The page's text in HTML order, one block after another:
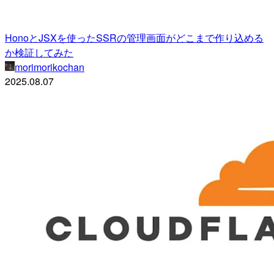
HonoとJSXを使ったSSRの管理画面がどこまで作り込める
か検証してみた
morimorikochan
2025.08.07